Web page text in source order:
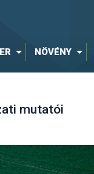
NÖVÉNY
mutatói